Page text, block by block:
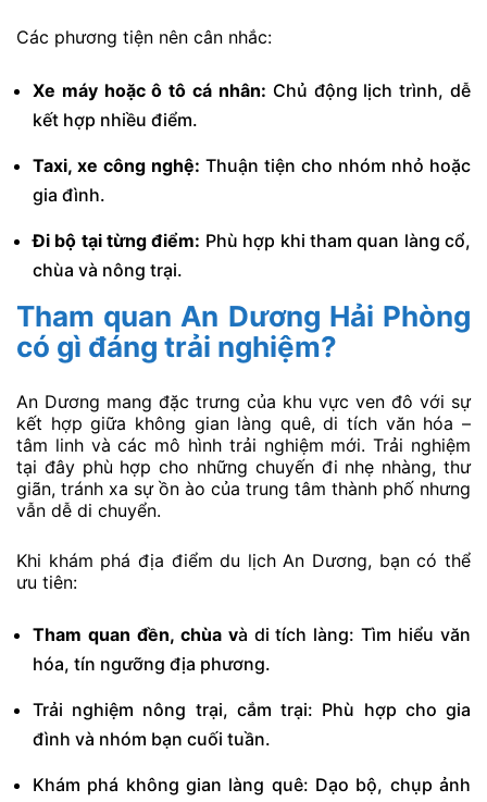
Các phương tiện nên cân nhắc:
Xe máy hoặc ô tô cá nhân: Chủ động lịch trình, dễ
kết hợp nhiều điểm.
Taxi, xe công nghệ: Thuận tiện cho nhóm nhỏ hoặc
gia đình.
Đi bộ tại từng điểm: Phù hợp khi tham quan làng cổ,
chùa và nông trại.
Tham quan An Dương Hải Phòng
có gì đáng trải nghiệm?
An Dương mang đặc trưng của khu vực ven đô với sự
kết hợp giữa không gian làng quê, di tích văn hóa –
tâm linh và các mô hình trải nghiệm mới. Trải nghiệm
tại đây phù hợp cho những chuyến đi nhẹ nhàng, thư
giãn, tránh xa sự ồn ào của trung tâm thành phố nhưng
vẫn dễ di chuyển.
Khi khám phá địa điểm du lịch An Dương, bạn có thể
ưu tiên:
Tham quan đền, chùa và di tích làng: Tìm hiểu văn
hóa, tín ngưỡng địa phương.
Trải nghiệm nông trại, cắm trại: Phù hợp cho gia
đình và nhóm bạn cuối tuần.
Khám phá không gian làng quê: Dạo bộ, chụp ảnh